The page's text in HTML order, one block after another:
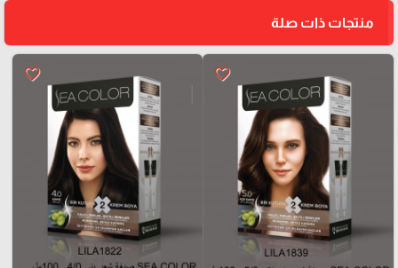
منتجات ذات صلة
favorite_border
favorite_border